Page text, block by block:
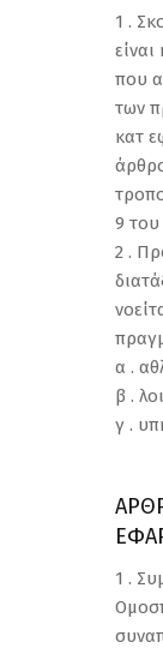
1 .
που
των
κατ
9 του
2 .
α .
β .
γ .
1 .